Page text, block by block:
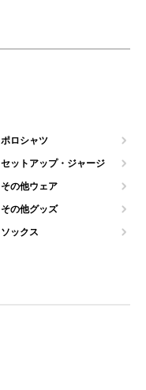
ポロシャツ
セットアップ・ジャージ
その他ウェア
その他グッズ
ソックス